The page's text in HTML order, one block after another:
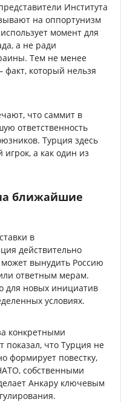
Института
на оппортунизм
момент для
а не ради
Тем не менее
который нельзя
что саммит в
ответственность
Турция здесь
а как один из
ближайшие
в
действительно
вынудить Россию
ответным мерам.
для новых инициатив
условиях.
конкретными
показал, что Турция не
формирует повестку,
собственными
Анкару ключевым